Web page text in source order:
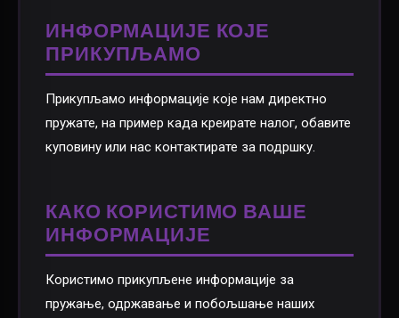
ИНФОРМАЦИЈЕ КОЈЕ
ПРИКУПЉАМО
Прикупљамо информације које нам директно
пружате, на пример када креирате налог, обавите
куповину или нас контактирате за подршку.
КАКО КОРИСТИМО ВАШЕ
ИНФОРМАЦИЈЕ
Користимо прикупљене информације за
пружање, одржавање и побољшање наших